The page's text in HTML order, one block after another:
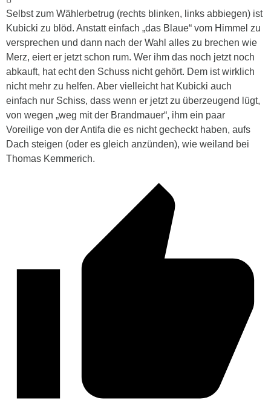
Selbst zum Wählerbetrug (rechts blinken, links abbiegen) ist
Kubicki zu blöd. Anstatt einfach „das Blaue“ vom Himmel zu
versprechen und dann nach der Wahl alles zu brechen wie
Merz, eiert er jetzt schon rum. Wer ihm das noch jetzt noch
abkauft, hat echt den Schuss nicht gehört. Dem ist wirklich
nicht mehr zu helfen. Aber vielleicht hat Kubicki auch
einfach nur Schiss, dass wenn er jetzt zu überzeugend lügt,
von wegen „weg mit der Brandmauer“, ihm ein paar
Voreilige von der Antifa die es nicht gecheckt haben, aufs
Dach steigen (oder es gleich anzünden), wie weiland bei
Thomas Kemmerich.